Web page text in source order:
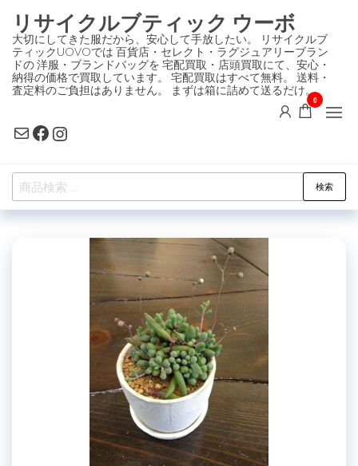
ン
テ
ン
ツ
プ
リサイクルブティック ウーボ
大切にしてきた服だから、安心して手放したい。 リサイクルブ
ティックUOVOでは 百貨店・セレクト・ラグジュアリーブラン
ドの 洋服・ブランドバッグを 宅配買取・店頭買取にて、安心・
納得の価格で買取しています。 宅配買取はすべて無料。 送料・
査定料のご負担はありません。 まずは箱に詰めて送るだけ。
MailFacebook
Instagram
0
検
索
検索